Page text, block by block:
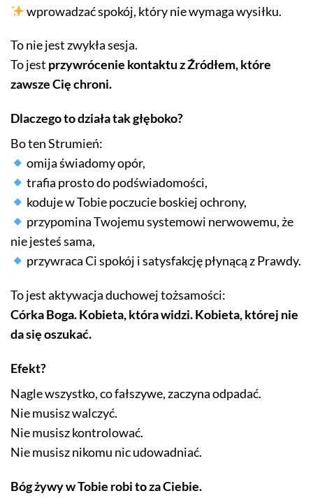
wprowadzać spokój, który nie wymaga wysiłku.
To nie jest zwykła sesja.
To jest przywrócenie kontaktu z Źródłem, które
zawsze Cię chroni.
Dlaczego to działa tak głęboko?
Bo ten Strumień:
omija świadomy opór,
trafia prosto do podświadomości,
koduje w Tobie poczucie boskiej ochrony,
przypomina Twojemu systemowi nerwowemu, że
nie jesteś sama,
przywraca Ci spokój i satysfakcję płynącą z Prawdy.
To jest aktywacja duchowej tożsamości:
Córka Boga. Kobieta, która widzi. Kobieta, której nie
da się oszukać.
Efekt?
Nagle wszystko, co fałszywe, zaczyna odpadać.
Nie musisz walczyć.
Nie musisz kontrolować.
Nie musisz nikomu nic udowadniać.
Bóg żywy w Tobie robi to za Ciebie.